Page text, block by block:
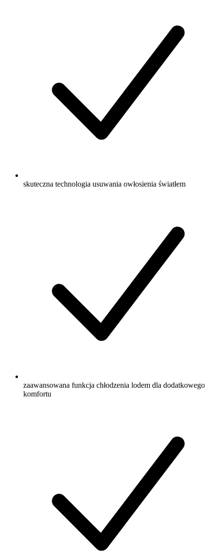
skuteczna technologia usuwania owłosienia światłem
zaawansowana funkcja chłodzenia lodem dla dodatkowego
komfortu